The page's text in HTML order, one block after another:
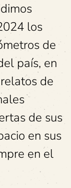
los
de
país, en
de
de sus
en sus
en el